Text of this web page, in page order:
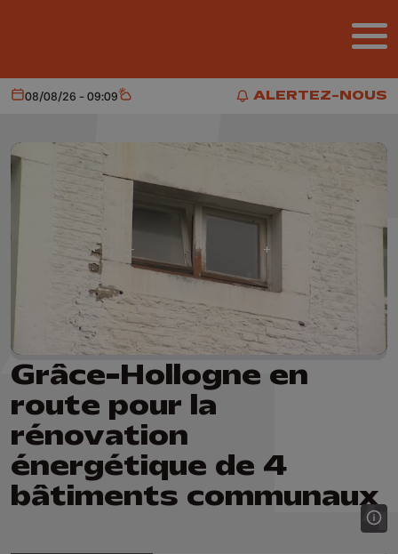
ALERTEZ-NOUS
ALERTEZ-NOUS
Aujourd'hui
08/08/26 - 09:09 Météo
Grâce-Hollogne en
route pour la
rénovation
énergétique de 4
bâtiments communaux